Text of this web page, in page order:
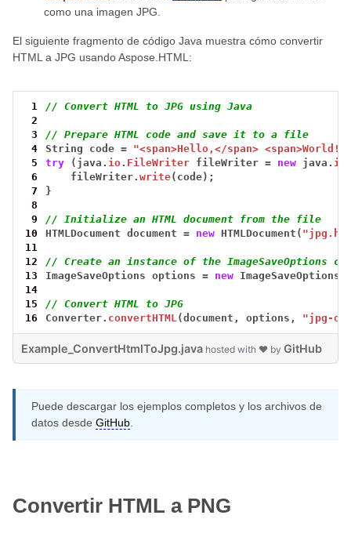
como una imagen JPG.
El siguiente fragmento de código Java muestra cómo convertir
HTML a JPG usando Aspose.HTML:
1
// Convert HTML to JPG using Java
2
3
// Prepare HTML code and save it to a file
4
String code = "<span>Hello,</span>
5
try (java. io. FileWriter fileWriter = new java. io
6
fileWriter.write(code);
7
}
8
9
// Initialize an HTML document from the file
10
HTMLDocument document = new HTMLDocument(
11
12
// Create an instance of the ImageSaveOptions
13
ImageSaveOptions options = new
14
15
// Convert HTML to JPG
16
Converter. convertHTML(document, options, "jpg-
Example_ConvertHtmlToJpg.java hosted with ❤ by GitHub
Puede descargar los ejemplos completos y los archivos de
datos desde GitHub
Convertir HTML a PNG